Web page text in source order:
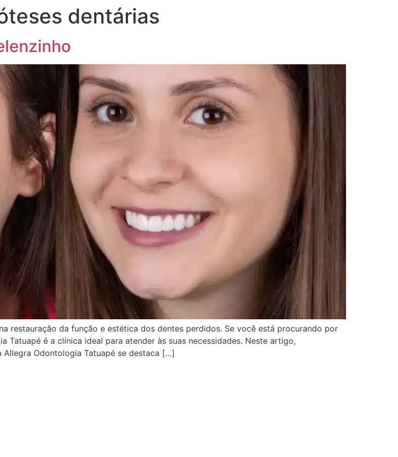
dentárias
restauração da função e estética dos dentes perdidos. Se você está procurando por
Tatuapé é a clínica ideal para atender às suas necessidades. Neste artigo,
Odontologia Tatuapé se destaca […]